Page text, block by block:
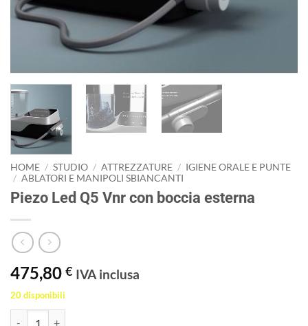
HOME / STUDIO / ATTREZZATURE / IGIENE ORALE E PUNTE
/ ABLATORI E MANIPOLI SBIANCANTI
Piezo Led Q5 Vnr con boccia esterna
475,80 € IVA inclusa
20 disponibili